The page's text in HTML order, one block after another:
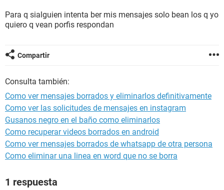
Para q sialguien intenta ber mis mensajes solo bean los q yo
quiero q vean porfis respondan
Compartir
Consulta también:
Como ver mensajes borrados y eliminarlos definitivamente
Como ver las solicitudes de mensajes en instagram
Gusanos negro en el baño como eliminarlos
Como recuperar videos borrados en android
Como ver mensajes borrados de whatsapp de otra persona
Como eliminar una linea en word que no se borra
1 respuesta